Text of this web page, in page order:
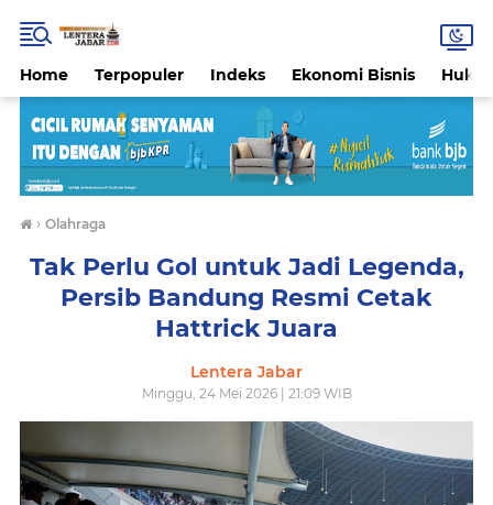
Home Terpopuler Indeks Ekonomi Bisnis
› Olahraga
Tak Perlu Gol untuk Jadi Legenda,
Persib Bandung Resmi Cetak
Hattrick Juara
Lentera Jabar
Minggu, 24 Mei 2026 | 21:09 WIB